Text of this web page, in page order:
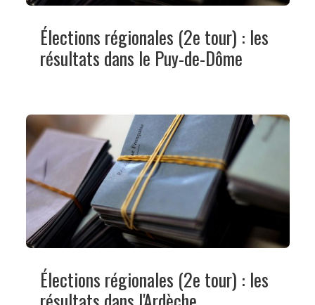
Élections régionales (2e tour) : les
résultats dans le Puy-de-Dôme
Élections régionales (2e tour) : les